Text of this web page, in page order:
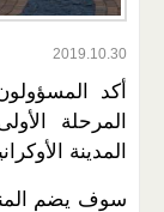
2019.10.30
أكد
المرحلة
المدينة